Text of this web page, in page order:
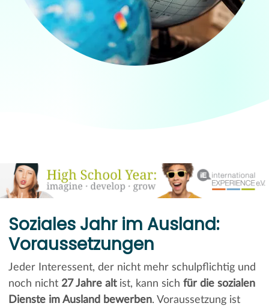
Soziales Jahr im Ausland:
Voraussetzungen
Jeder Interessent, der nicht mehr schulpflichtig und
noch nicht 27 Jahre altist, kann sich für die sozialen
Dienste im Ausland bewerben. Voraussetzung ist